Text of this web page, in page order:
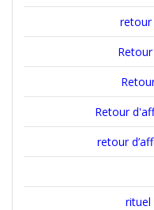
retour
Retour
retour
rituel